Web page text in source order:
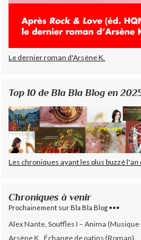
Le dernier roman d'Arsène K.
Top 10 de Bla Bla Blog en
Les chroniques ayant les plus buzzé
Chroniques à venir
Prochainement sur Bla Bla Blog •••
Alex Nante, Souffles I – Anima
Arsène K., Échange de patins (Roman)